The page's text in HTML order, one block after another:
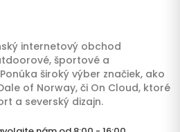
internetový obchod
športové a
široký výber značiek, ako
of Norway, či On Cloud, ktoré
a severský dizajn.